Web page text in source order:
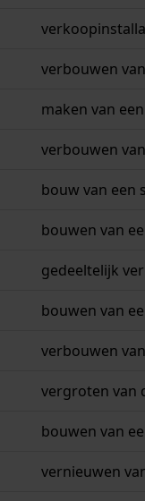
verbouwen
maken van
verbouwen
bouw van een
bouwen van
gedeeltelijk
bouwen van
verbouwen
vergroten van
bouwen van
vernieuwen